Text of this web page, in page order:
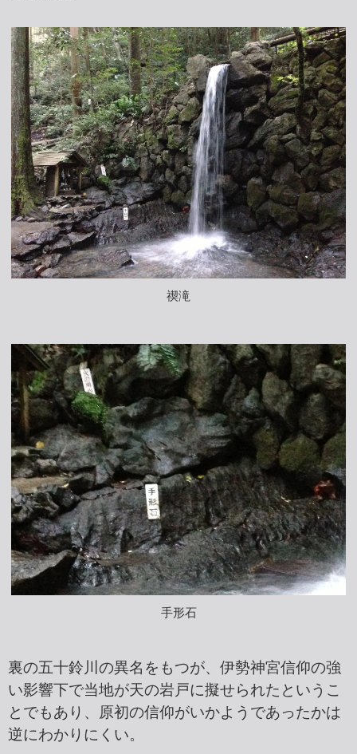
禊滝
手形石
裏の五十鈴川の異名をもつが、伊勢神宮信仰の強
い影響下で当地が天の岩戸に擬せられたというこ
とでもあり、原初の信仰がいかようであったかは
逆にわかりにくい。